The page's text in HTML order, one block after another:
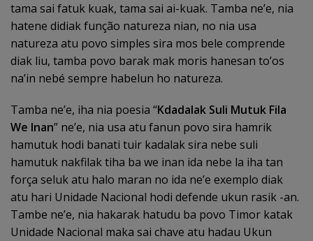
tama sai fatuk kuak, tama sai ai-kuak. Tamba ne’e, nia
hatene didiak função natureza nian, no nia usa
natureza atu povo simples sira mos bele comprende
diak liu, tamba povo barak mak moris hanesan to’os
na’in nebé sempre habelun ho natureza.
Tamba ne’e, iha nia poesia “Kdadalak Suli Mutuk Fila
We Inan” ne’e, nia usa atu fanun povo sira hamrik
hamutuk hodi banati tuir kadalak sira nebe suli
hamutuk nakfilak tiha ba we inan ida nebe la iha tan
força seluk atu halo maran no ida ne’e exemplo diak
atu hari Unidade Nacional hodi defende ukun rasik -an.
Tambe ne’e, nia hakarak hatudu ba povo Timor katak
Unidade Nacional maka sai chave atu hadau Ukun